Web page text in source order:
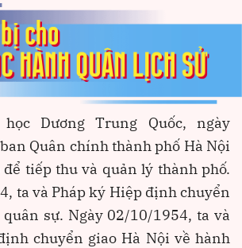
Dương Trung Quốc, ngày
Quân chính thành phố Hà Nội
tiếp thu và quản lý thành phố.
ta và Pháp ký Hiệp định chuyển
sự. Ngày 02/10/1954, ta và
chuyển giao Hà Nội về hành